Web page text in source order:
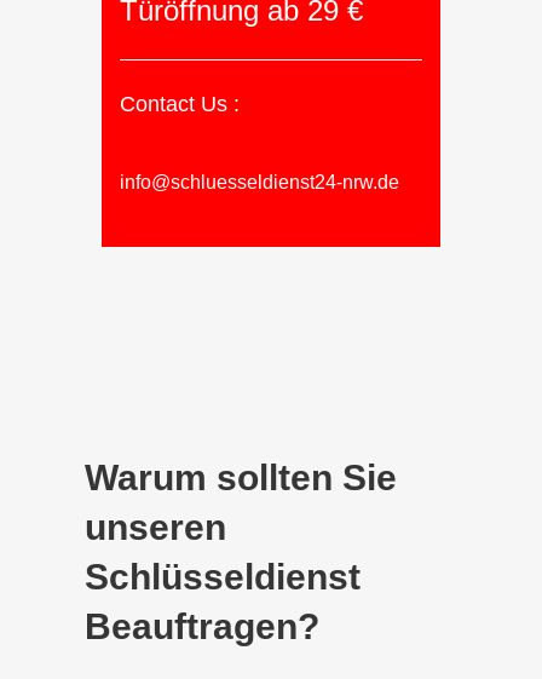
Türöffnung ab 29 €
Contact Us :
info@schluesseldienst24-nrw.de
Warum sollten Sie
unseren
Schlüsseldienst
Beauftragen?